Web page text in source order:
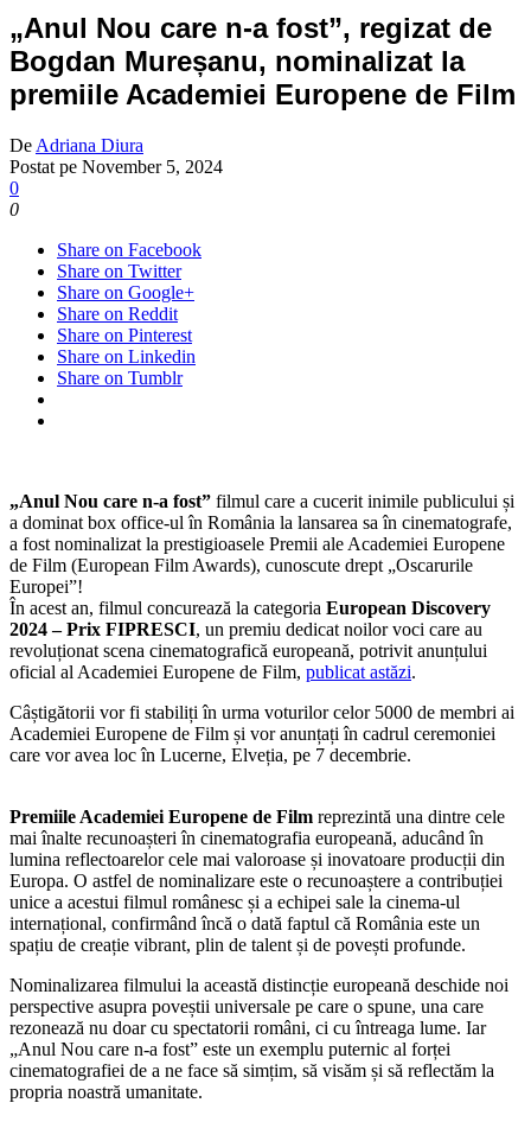
„Anul Nou care n-a fost”, regizat de
Bogdan Mureșanu, nominalizat la
premiile Academiei Europene de Film
De Adriana Diura
Postat pe November 5, 2024
0
0
Share on Facebook
Share on Twitter
Share on Google+
Share on Reddit
Share on Pinterest
Share on Linkedin
Share on Tumblr
„Anul Nou care n-a fost” filmul care a cucerit inimile publicului și
a dominat box office-ul în România la lansarea sa în cinematografe,
a fost nominalizat la prestigioasele Premii ale Academiei Europene
de Film (European Film Awards), cunoscute drept „Oscarurile
Europei”!
În acest an, filmul concurează la categoria European Discovery
2024 – Prix FIPRESCI, un premiu dedicat noilor voci care au
revoluționat scena cinematografică europeană, potrivit anunțului
oficial al Academiei Europene de Film, publicat astăzi.
Câștigătorii vor fi stabiliți în urma voturilor celor 5000 de membri ai
Academiei Europene de Film și vor anunțați în cadrul ceremoniei
care vor avea loc în Lucerne, Elveția, pe 7 decembrie.
Premiile Academiei Europene de Film reprezintă una dintre cele
mai înalte recunoașteri în cinematografia europeană, aducând în
lumina reflectoarelor cele mai valoroase și inovatoare producții din
Europa. O astfel de nominalizare este o recunoaștere a contribuției
unice a acestui filmul românesc și a echipei sale la cinema-ul
internațional, confirmând încă o dată faptul că România este un
spațiu de creație vibrant, plin de talent și de povești profunde.
Nominalizarea filmului la această distincție europeană deschide noi
perspective asupra poveștii universale pe care o spune, una care
rezonează nu doar cu spectatorii români, ci cu întreaga lume. Iar
„Anul Nou care n-a fost” este un exemplu puternic al forței
cinematografiei de a ne face să simțim, să visăm și să reflectăm la
propria noastră umanitate.